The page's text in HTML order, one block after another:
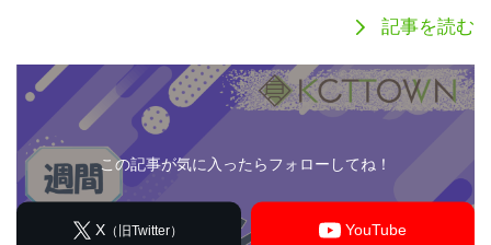
記事を読む
この記事が気に入ったらフォローしてね！
X （旧Twitter） YouTube